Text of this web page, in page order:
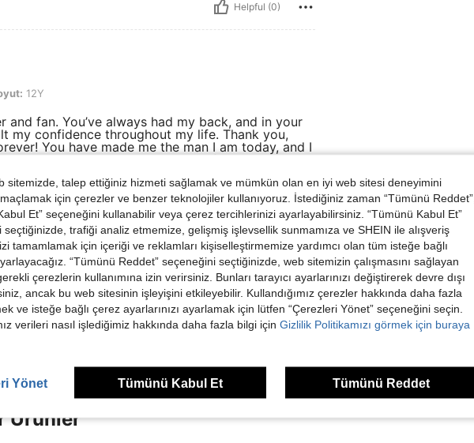
Helpful (0)
12Y
fan. You’ve always had my back, and in your
my confidence throughout my life. Thank you,
You have made me the man I am today, and I
to say thank you. Thank you for everything
unconditionally, and providing undivided
through everything. Thank you for helping me
‘U’ and ‘I’ were placed close to each
I find my purpose in your sight and exist for
found what I can truly love—I have found you.
Helpful (0)
Görüntüle
Ürünler
sitemizde, talep ettiğiniz hizmeti sağlamak ve mümkün olan en iyi web sitesi deneyimini
için çerezler ve benzer teknolojiler kullanıyoruz. İstediğiniz zaman “Tümünü Reddet”,
Et” seçeneğini kullanabilir veya çerez tercihlerinizi ayarlayabilirsiniz. “Tümünü Kabul Et”
seçtiğinizde, trafiği analiz etmemize, gelişmiş işlevsellik sunmamıza ve SHEIN ile alışveriş
tamamlamak için içeriği ve reklamları kişiselleştirmemize yardımcı olan tüm isteğe bağlı
“Tümünü Reddet” seçeneğini seçtiğinizde, web sitemizin çalışmasını sağlayan
çerezlerin kullanımına izin verirsiniz. Bunları tarayıcı ayarlarınızı değiştirerek devre dışı
ancak bu web sitesinin işleyişini etkileyebilir. Kullandığımız çerezler hakkında daha fazla
ve isteğe bağlı çerez ayarlarınızı ayarlamak için lütfen “Çerezleri Yönet” seçeneğini seçin.
verileri nasıl işlediğimiz hakkında daha fazla bilgi için Gizlilik Politikamızı görmek için buraya
Yönet Tümünü Kabul Et Tümünü Reddet